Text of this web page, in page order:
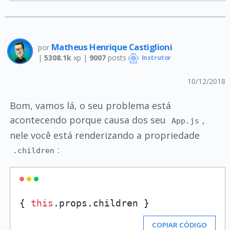
por Matheus Henrique Castiglioni
| 5308.1k xp | 9007posts Instrutor
10/12/2018
Bom, vamos lá, o seu problema está
acontecendo porque causa dos seu
App.js ,
nele você está renderizando a propriedade
.children :
{ this .props.children }
COPIAR CÓDIGO